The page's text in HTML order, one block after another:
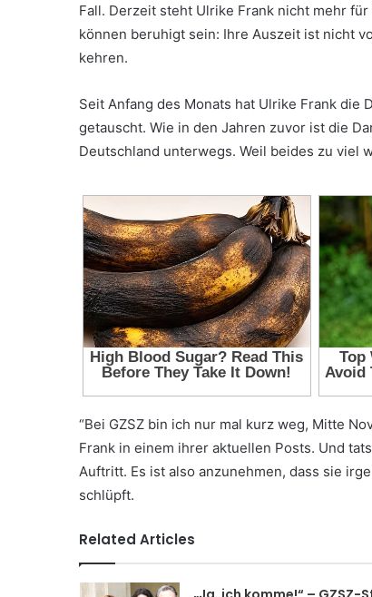
Fall. Derzeit steht Ulrike Frank nicht mehr
können beruhigt sein: Ihre Auszeit ist nicht
kehren.
Seit Anfang des Monats hat Ulrike Frank
getauscht. Wie in den Jahren zuvor ist die
Deutschland unterwegs. Weil beides zu viel
“Bei GZSZ bin ich nur mal kurz weg, Mitte
Frank in einem ihrer aktuellen Posts. Und
Auftritt. Es ist also anzunehmen, dass sie
schlüpft.
Related Articles